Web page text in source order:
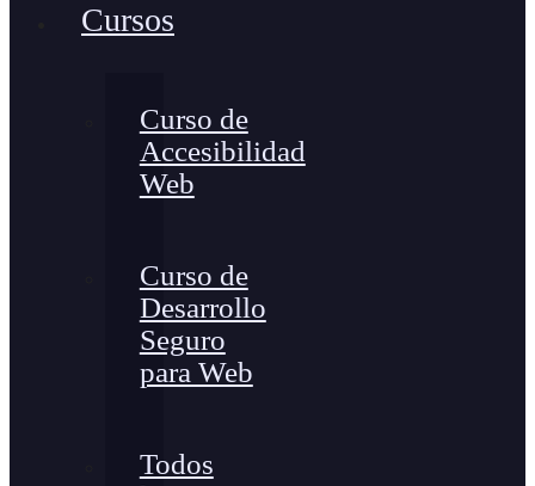
Cursos
Curso de
Accesibilidad
Web
Curso de
Desarrollo
Seguro
para Web
Todos